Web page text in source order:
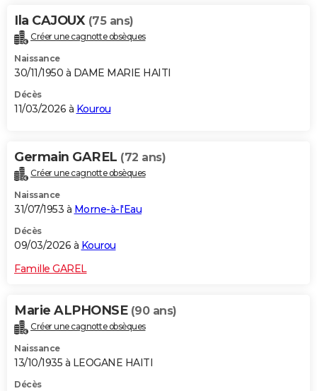
Ila CAJOUX (75 ans)
Créer une cagnotte obsèques
Naissance
30/11/1950 à DAME MARIE HAITI
Décès
11/03/2026 à Kourou
Germain GAREL (72 ans)
Créer une cagnotte obsèques
Naissance
31/07/1953 à Morne-à-l'Eau
Décès
09/03/2026 à Kourou
Famille GAREL
Marie ALPHONSE (90 ans)
Créer une cagnotte obsèques
Naissance
13/10/1935 à LEOGANE HAITI
Décès